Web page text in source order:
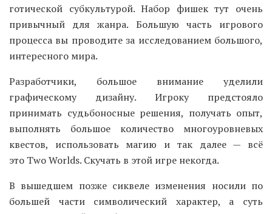
готической субкультурой. Набор фишек тут очень
привычный для жанра. Большую часть игрового
процесса вы проводите за исследованием большого,
интересного мира.
Разработчики, большое внимание уделили
графическому дизайну. Игроку предстояло
принимать судьбоносные решения, получать опыт,
выполнять большое количество многоуровневых
квестов, использовать магию и так далее — всё
это Two Worlds. Скучать в этой игре некогда.
В вышедшем позже сиквеле изменения носили по
большей части символический характер, а суть